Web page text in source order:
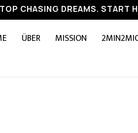
CHASING DREAMS. START
ÜBER MISSION